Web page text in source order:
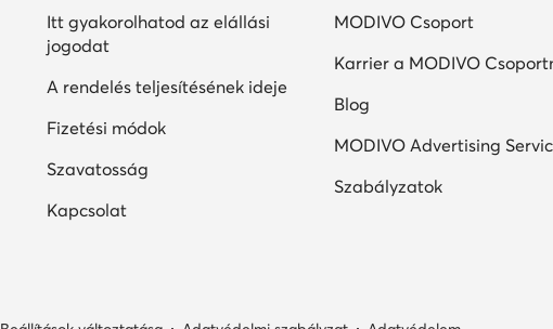
Itt gyakorolhatod az elállási
jogodat
A rendelés teljesítésének ideje
Fizetési módok
Szavatosság
Kapcsolat
MODIVO Csoport
Karrier a MODIVO
Blog
MODIVO Advertising
Szabályzatok